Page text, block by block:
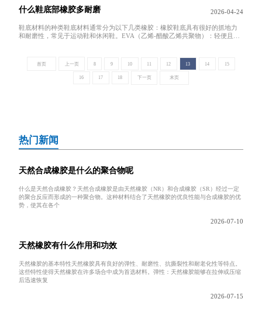
什么鞋底部橡胶多耐磨 2026-04-24
鞋底材料的种类鞋底材料通常分为以下几类橡胶：橡胶鞋底具有很好的抓地力
和耐磨性，常见于运动鞋和休闲鞋。EVA（乙烯-醋酸乙烯共聚物）：轻便且舒
首页 上一页 8 9 10 11 12 13 14 15
16 17 18 下一页 末页
热门新闻
天然合成橡胶是什么的聚合物呢
什么是天然合成橡胶？天然合成橡胶是由天然橡胶（NR）和合成橡胶（SR）经过一定
的聚合反应而形成的一种聚合物。这种材料结合了天然橡胶的优良性能与合成橡胶的优
势，使其在各个
2026-07-10
天然橡胶有什么作用和功效
天然橡胶的基本特性天然橡胶具有良好的弹性、耐磨性、抗撕裂性和耐老化性等特点。
这些特性使得天然橡胶在许多场合中成为首选材料。弹性：天然橡胶能够在拉伸或压缩
后迅速恢复
2026-07-15